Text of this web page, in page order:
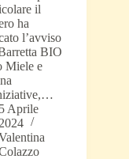
il
ha
l’avviso
BIO
Miele e
5 Aprile
2024